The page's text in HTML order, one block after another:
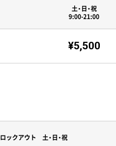
土・日・祝
9:00-21:00
¥5,500
ロックアウト 土・日・祝